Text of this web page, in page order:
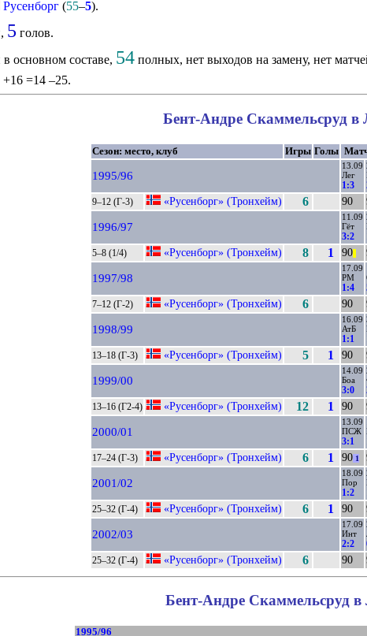
Русенборг(55–5).
5 голов.
в основном составе, 54полных, нет выходов на замену, нет
+16 =14 –25.
Бент-Андре Скаммельсруд в
Сезон: место, клуб Игры Голы
1995/96
13.09
Лег
1:3
9–12 (Г-3) «Русенборг» (Тронхейм) 6 90
1996/97
11.09
Гёт
3:2
5–8 (1/4) «Русенборг» (Тронхейм) 8 1 90||
1997/98
17.09
РМ
1:4
7–12 (Г-2) «Русенборг» (Тронхейм) 6 90
1998/99
16.09
АтБ
1:1
13–18 (Г-3) «Русенборг» (Тронхейм) 5 1 90
1999/00
14.09
Боа
3:0
13–16 (Г2-4) «Русенборг» (Тронхейм) 12 1 90
2000/01
13.09
ПСЖ
3:1
17–24 (Г-3) «Русенборг» (Тронхейм) 6 1 901
2001/02
18.09
Пор
1:2
25–32 (Г-4) «Русенборг» (Тронхейм) 6 1 90
2002/03
17.09
Инт
2:2
25–32 (Г-4) «Русенборг» (Тронхейм) 6 90
Бент-Андре Скаммельсруд в
1995/96